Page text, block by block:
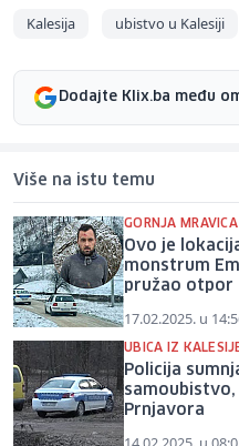
Kalesija ubistvo u Kalesiji
Dodajte Klix.ba među
Više na istu temu
GORNJA MRAVICA
Ovo je
monstrum
pružao otpor
17.02.2025. u
UBICA IZ
Policija
Prnjavora